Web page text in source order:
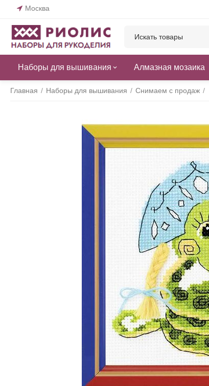
Москва
Наборы для вышивания Алмазная мозаика
Главная / Наборы для вышивания / Снимаем с продаж /